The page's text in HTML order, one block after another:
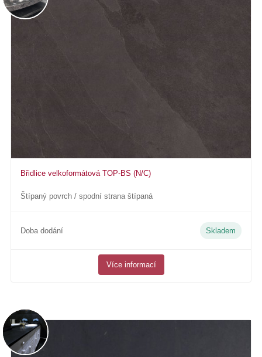
Břidlice velkoformátová TOP-BS (N/C)
Štípaný povrch / spodní strana štípaná
Doba dodání Skladem
Více informací